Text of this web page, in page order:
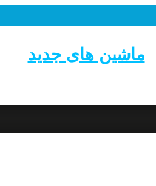
ماشین های جدید